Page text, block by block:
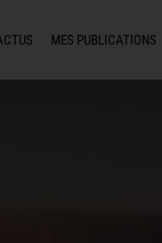
MES PUBLICATIONS